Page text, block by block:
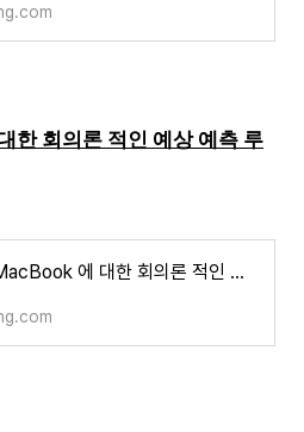
한 회의론 적인 예상 예측 루
12 인치 MacBook 에 대한 회의론 적인 예상 예측 루머 소문의 정보??